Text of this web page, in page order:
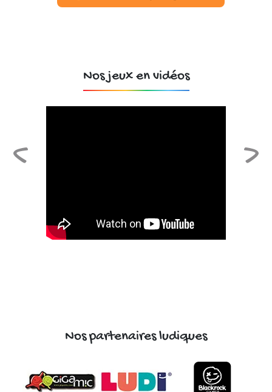
Nos jeux en vidéos
Nos partenaires ludiques